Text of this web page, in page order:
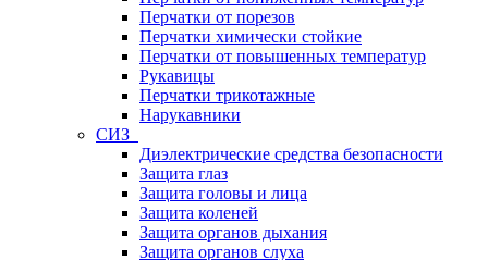
Перчатки от порезов
Перчатки химически стойкие
Перчатки от повышенных температур
Рукавицы
Перчатки трикотажные
Нарукавники
СИЗ
Диэлектрические средства безопасности
Защита глаз
Защита головы и лица
Защита коленей
Защита органов дыхания
Защита органов слуха